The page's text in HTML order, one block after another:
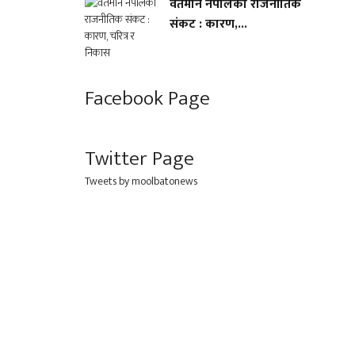
वर्तमान नेपालको राजनीतिक
संकट : कारण,...
Facebook Page
Twitter Page
Tweets by moolbatonews